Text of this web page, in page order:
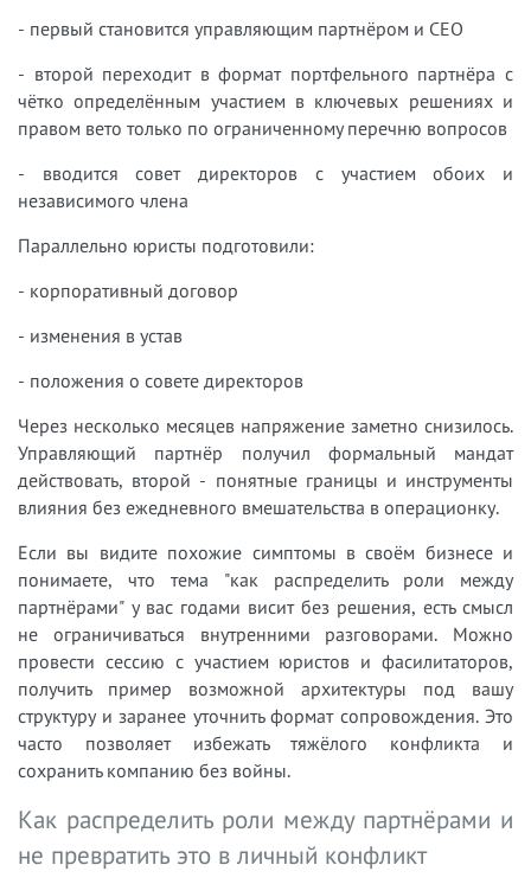
- первый становится управляющим партнёром и CEO
- второй переходит в формат портфельного партнёра с
чётко определённым участием в ключевых решениях и
правом вето только по ограниченному перечню вопросов
- вводится совет директоров с участием обоих и
независимого члена
Параллельно юристы подготовили:
- корпоративный договор
- изменения в устав
- положения о совете директоров
Через несколько месяцев напряжение заметно снизилось.
Управляющий партнёр получил формальный мандат
действовать, второй - понятные границы и инструменты
влияния без ежедневного вмешательства в операционку.
Если вы видите похожие симптомы в своём бизнесе и
понимаете, что тема "как распределить роли между
партнёрами" у вас годами висит без решения, есть смысл
не ограничиваться внутренними разговорами. Можно
провести сессию с участием юристов и фасилитаторов,
получить пример возможной архитектуры под вашу
структуру и заранее уточнить формат сопровождения. Это
часто позволяет избежать тяжёлого конфликта и
сохранить компанию без войны.
Как распределить роли между партнёрами и
не превратить это в личный конфликт